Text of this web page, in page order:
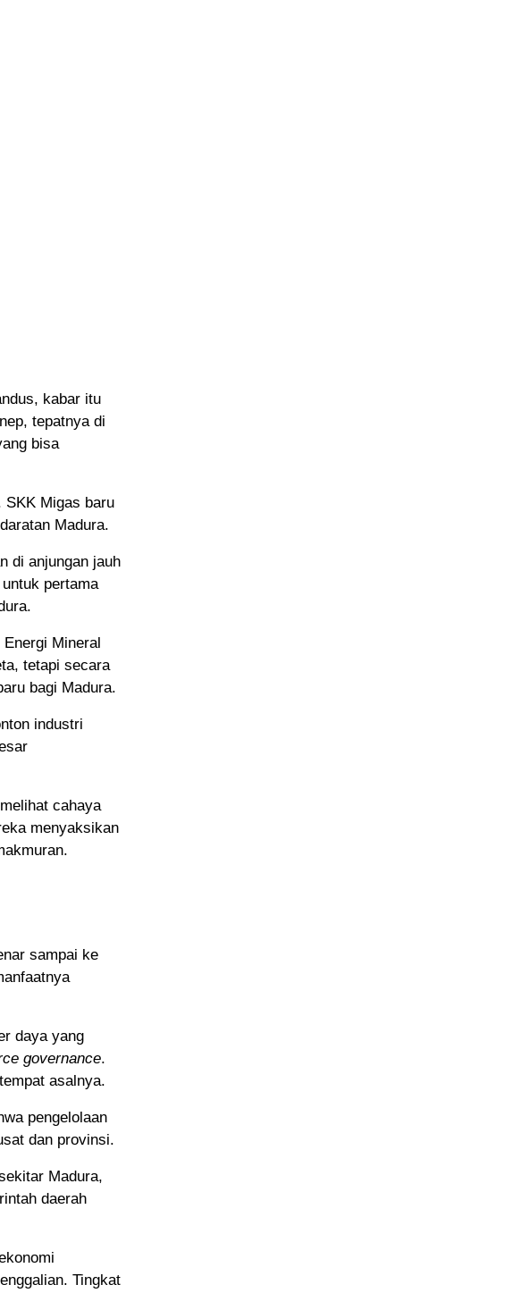
kabar itu
tepatnya di
bisa
SKK Migas baru
Madura.
di anjungan jauh
pertama
Mineral
tetapi secara
bagi Madura.
industri
cahaya
menyaksikan
sampai ke
daya yang
governance.
asalnya.
pengelolaan
dan provinsi.
Madura,
daerah
Tingkat